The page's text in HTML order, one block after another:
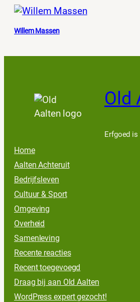
Willem Massen
Old
Erfgoed is
Home
Aalten Achteruit
Bedrijfsleven
Cultuur & Sport
Omgeving
Overheid
Samenleving
Recente reacties
Recent toegevoegd
Draag bij aan Old Aalten
WordPress expert gezocht!